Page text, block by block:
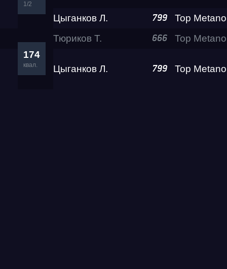
1/2
Цыганков Л. 799
174
квал.
Тюриков Т. 666
Цыганков Л. 799